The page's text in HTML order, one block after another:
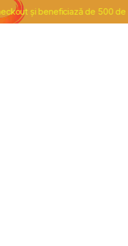
și beneficiază de 500 de lei